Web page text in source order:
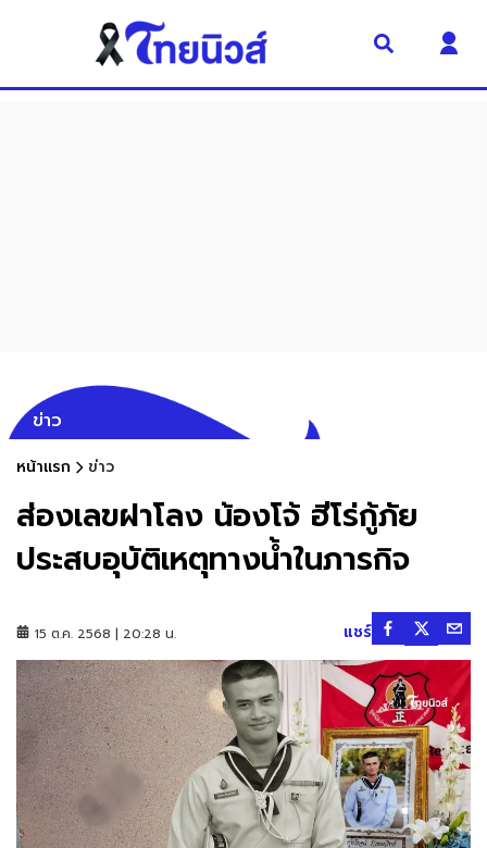
ข่าว
หน้าแรก ข่าว
ส่องเลขฝาโลง น้องโจ้ ฮีโร่กู้ภัย
ประสบอุบัติเหตุทางน้ำในภารกิจ
15 ต.ค. 2568 | 20:28 น. แชร์